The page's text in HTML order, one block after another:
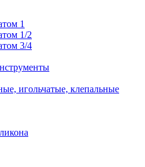
1
1/2
3/4
игольчатые, клепальные